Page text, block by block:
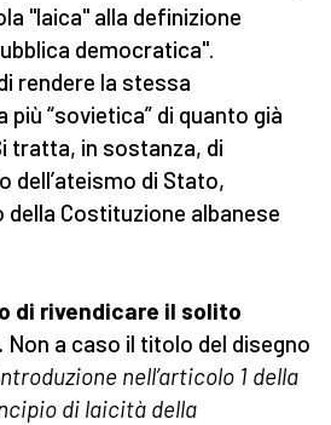
"laica" alla definizione
democratica".
rendere la stessa
“sovietica” di quanto già
tratta, in sostanza, di
dell’ateismo di Stato,
della Costituzione albanese
di rivendicare il solito
Non a caso il titolo del disegno
nell’articolo 1 della
di laicità della